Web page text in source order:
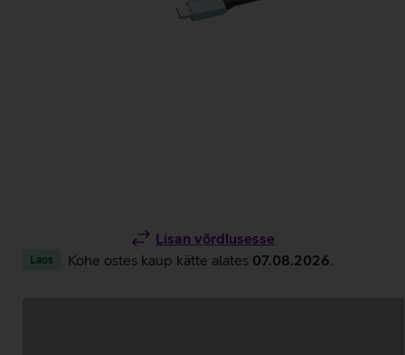
Lisan võrdlusesse
Laos Kohe ostes kaup kätte alates 07.08.2026